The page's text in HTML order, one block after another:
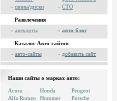
» шины/диски » СТО
Развлечения
» анекдоты » авто-блог
Каталог Авто-сайтов
» авто-сайты » добавить сайт
Наши сайты о марках авто:
Acura
Alfa Romeo
Honda
Hummer
Peugeot
Porsche